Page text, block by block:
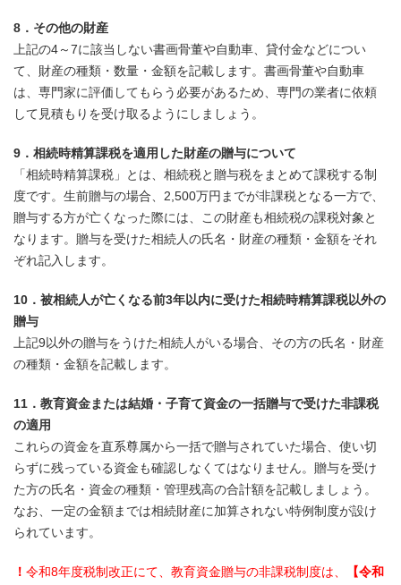
8．その他の財産
上記の4～7に該当しない書画骨董や自動車、貸付金などについ
て、財産の種類・数量・金額を記載します。書画骨董や自動車
は、専門家に評価してもらう必要があるため、専門の業者に依頼
して見積もりを受け取るようにしましょう。
9．相続時精算課税を適用した財産の贈与について
「相続時精算課税」とは、相続税と贈与税をまとめて課税する制
度です。生前贈与の場合、2,500万円までが非課税となる一方で、
贈与する方が亡くなった際には、この財産も相続税の課税対象と
なります。贈与を受けた相続人の氏名・財産の種類・金額をそれ
ぞれ記入します。
10．被相続人が亡くなる前3年以内に受けた相続時精算課税以外の
贈与
上記9以外の贈与をうけた相続人がいる場合、その方の氏名・財産
の種類・金額を記載します。
11．教育資金または結婚・子育て資金の一括贈与で受けた非課税
の適用
これらの資金を直系尊属から一括で贈与されていた場合、使い切
らずに残っている資金も確認しなくてはなりません。贈与を受け
た方の氏名・資金の種類・管理残高の合計額を記載しましょう。
なお、一定の金額までは相続財産に加算されない特例制度が設け
られています。
！ 令和8年度税制改正にて、教育資金贈与の非課税制度は、
【令和